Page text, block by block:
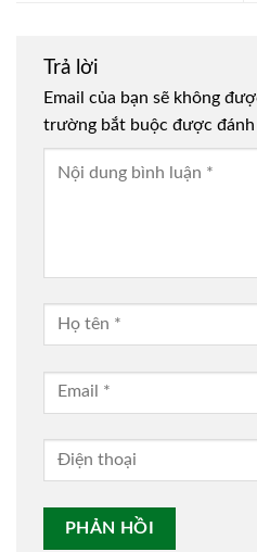
Trả lời
Email của bạn sẽ không
trường bắt buộc được đánh